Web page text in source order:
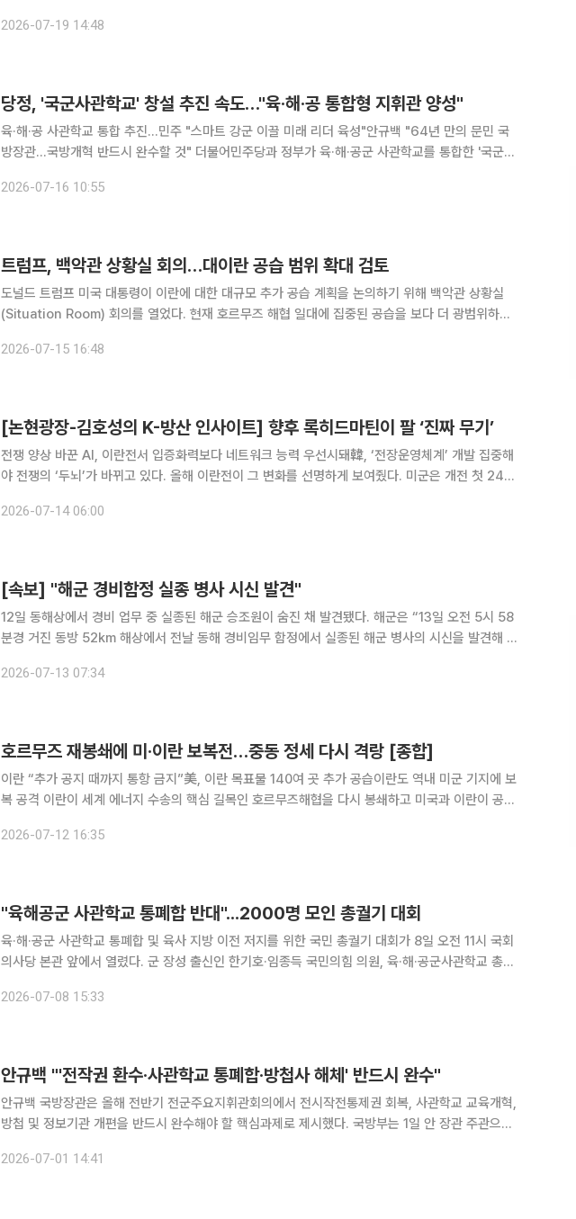
2026-07-19 14:48
당정, '국군사관학교' 창설 추진 속도…"육·해·공 통합형 지휘관 양성"
육·해·공 사관학교 통합 추진…민주 "스마트 강군 이끌 미래 리더 육성"안규백 "64년 만의 문민 국
방장관…국방개혁 반드시 완수할 것" 더불어민주당과 정부가 육·해·공군 사관학교를 통합한 '국군사
2026-07-16 10:55
트럼프, 백악관 상황실 회의…대이란 공습 범위 확대 검토
도널드 트럼프 미국 대통령이 이란에 대한 대규모 추가 공습 계획을 논의하기 위해 백악관 상황실
(Situation Room) 회의를 열었다. 현재 호르무즈 해협 일대에 집중된 공습을 보다 더 광범위하게
령은 이날 국가안보팀과 함께 상황실 회의를 열고 호르무즈
2026-07-15 16:48
[논현광장-김호성의 K-방산 인사이트] 향후 록히드마틴이 팔 ‘진짜 무기’
전쟁 양상 바꾼 AI, 이란전서 입증화력보다 네트워크 능력 우선시돼韓, ‘전장운영체계’ 개발 집중해
야 전쟁의 ‘두뇌’가 바뀌고 있다. 올해 이란전이 그 변화를 선명하게 보여줬다. 미군은 개전 첫 24시
AI가 위성과 드론, 통신정보를 한데 모아 표적 후보를 추
2026-07-14 06:00
[속보] "해군 경비함정 실종 병사 시신 발견"
12일 동해상에서 경비 업무 중 실종된 해군 승조원이 숨진 채 발견됐다. 해군은 “13일 오전 5시 58
분경 거진 동방 52km 해상에서 전날 동해 경비임무 함정에서 실종된 해군 병사의 시신을 발견해 수
정 실내 통로에서 마지막으로 목격된 것으로 알려졌다
2026-07-13 07:34
호르무즈 재봉쇄에 미·이란 보복전…중동 정세 다시 격랑 [종합]
이란 “추가 공지 때까지 통항 금지”美, 이란 목표물 140여 곳 추가 공습이란도 역내 미군 기지에 보
복 공격 이란이 세계 에너지 수송의 핵심 길목인 호르무즈해협을 다시 봉쇄하고 미국과 이란이 공습
멀어진 가운데 원유와 액화천연가스(LNG) 수송 차질에 대한 우려
2026-07-12 16:35
"육해공군 사관학교 통폐합 반대"...2000명 모인 총궐기 대회
육·해·공군 사관학교 통폐합 및 육사 지방 이전 저지를 위한 국민 총궐기 대회가 8일 오전 11시 국회
의사당 본관 앞에서 열렸다. 군 장성 출신인 한기호·임종득 국민의힘 의원, 육·해·공군사관학교 총동
예비역 장병, 종교계, 주민대표, 안보단체 등 주최 측
2026-07-08 15:33
안규백 "'전작권 환수·사관학교 통폐합·방첩사 해체' 반드시 완수"
안규백 국방장관은 올해 전반기 전군주요지휘관회의에서 전시작전통제권 회복, 사관학교 교육개혁,
방첩 및 정보기관 개편을 반드시 완수해야 할 핵심과제로 제시했다. 국방부는 1일 안 장관 주관으로
합동참모의장, 각군 참모총장, 병무·방사청장 등 국방부 및 합참
2026-07-01 14:41